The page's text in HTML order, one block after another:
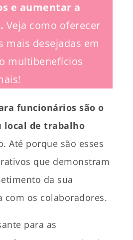
e aumentar a
Veja como oferecer
mais desejadas em
multibenefícios
funcionários são o
local de trabalho
Até porque são esses
que demonstram
da sua
com os colaboradores.
para as